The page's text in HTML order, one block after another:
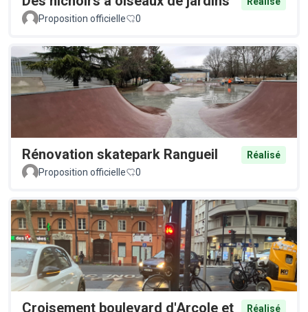
Proposition officielle
0
Rénovation skatepark Rangueil
Réalisé
Proposition officielle
0
Croisement boulevard d'Arcole et
Réalisé